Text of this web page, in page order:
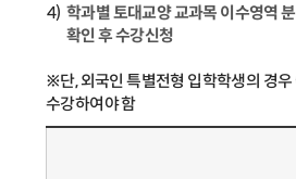
학과별 토대교양 교과목 이수영역
확인 후 수강신청
※단, 외국인 특별전형 입학학생의 경
수강하여야 함